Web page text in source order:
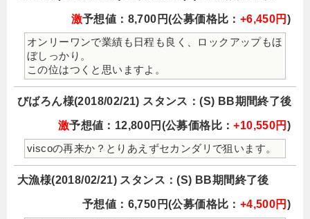
激予想値：8,700円(公募価格比： +6,450円 )
オンリーワンで業績も日程も良く、ロックアップもほ
ぼしっかり。
この位はつくと思いますよ。
びばろん様(2018/02/21) スタンス：(S) BB期間終了後
激予想値：12,800円(公募価格比：+10,550円 )
viscoの再来か？とりあえずセカンダリで狙います。
大漁様(2018/02/21) スタンス：(S) BB期間終了後
予想値：6,750円(公募価格比： +4,500円 )